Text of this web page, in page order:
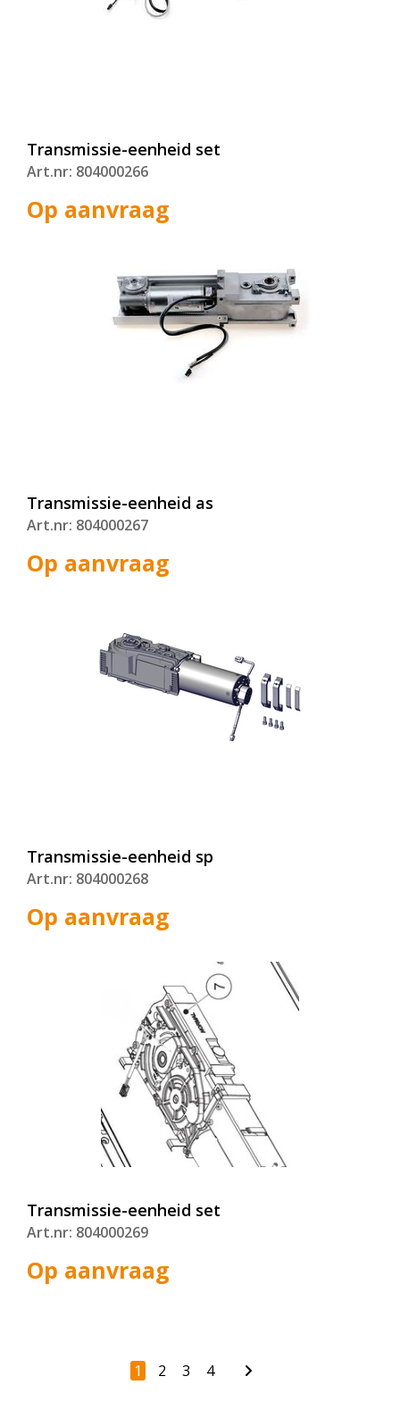
Transmissie-eenheid set
Art.nr: 804000266
Op aanvraag
Transmissie-eenheid as
Art.nr: 804000267
Op aanvraag
Transmissie-eenheid sp
Art.nr: 804000268
Op aanvraag
Transmissie-eenheid set
Art.nr: 804000269
Op aanvraag
1 2 3 4